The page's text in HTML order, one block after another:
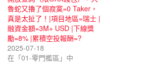
魯蛇又擼了個寂寞=0 Taker，
真是太扯了！|項目地區=瑞士 |
融資金額=3M+ USD |下線獎
勵=8% |累積空投報酬=?
2025-07-18
在「01-零門檻區」中